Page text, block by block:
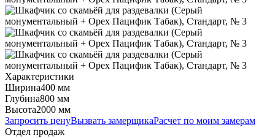
Характеристики
Ширина400 мм
Глубина800 мм
Высота2000 мм
Запросить ценуВызвать замерщикаРасчет по моим замерам
Отдел продаж